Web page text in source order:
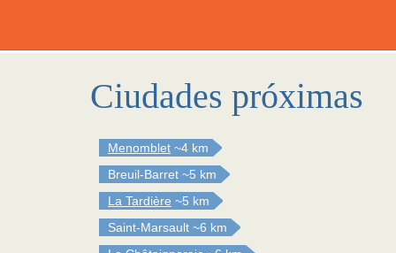
Ciudades próximas
Menomblet ~4 km
Breuil-Barret ~5 km
La Tardière ~5 km
Saint-Marsault ~6 km